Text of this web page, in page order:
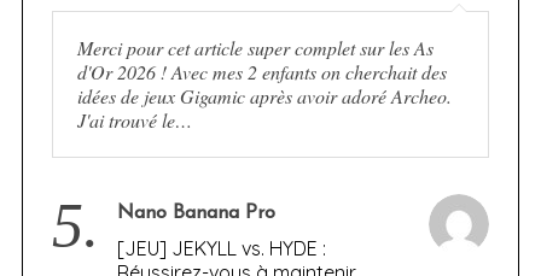
Merci pour cet article super complet sur les As
d'Or 2026 ! Avec mes 2 enfants on cherchait des
idées de jeux Gigamic après avoir adoré Archeo.
J'ai trouvé le…
5. Nano Banana Pro
[JEU] JEKYLL vs. HYDE :